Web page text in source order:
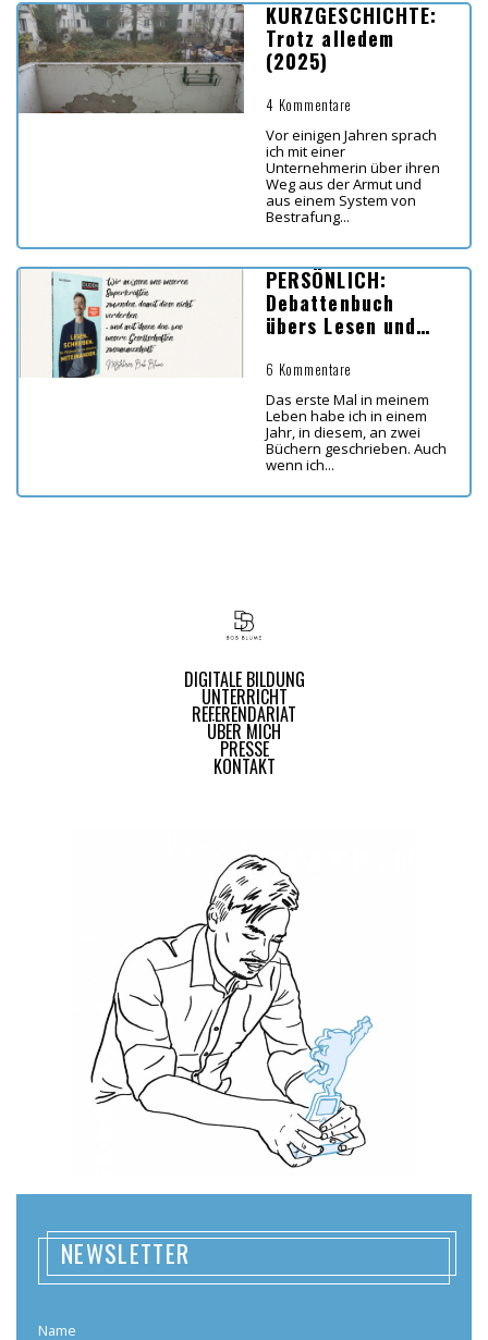
KURZGESCHICHTE:
Trotz alledem
(2025)
4 Kommentare
Vor einigen Jahren sprach
ich mit einer
Unternehmerin über ihren
Weg aus der Armut und
aus einem System von
Bestrafung...
PERSÖNLICH:
Debattenbuch
übers Lesen und
6 Kommentare
Das erste Mal in meinem
Leben habe ich in einem
Jahr, in diesem, an zwei
Büchern geschrieben. Auch
wenn ich...
DIGITALE BILDUNG
UNTERRICHT
REFERENDARIAT
ÜBER MICH
PRESSE
KONTAKT
NEWSLETTER
Name